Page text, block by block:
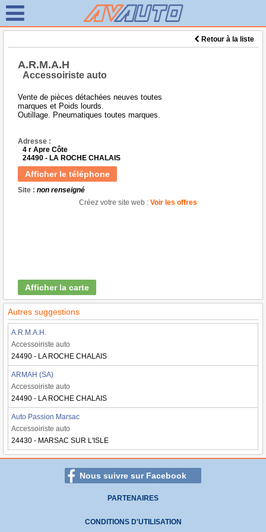
Retour à la liste
A.R.M.A.H
Accessoiriste auto
Vente de pièces détachées neuves toutes
marques et Poids lourds.
Outillage. Pneumatiques toutes marques.
Adresse :
4 r Apre Côte
24490 - LA ROCHE CHALAIS
Afficher le téléphone
Site : non renseigné
Créez votre site web : Voir les offres
Afficher la carte
Autres suggestions
A.R.M.A.H.
Accessoiriste auto
24490 - LA ROCHE CHALAIS
ARMAH (SA)
Accessoiriste auto
24490 - LA ROCHE CHALAIS
Auto Passion Marsac
Accessoiriste auto
24430 - MARSAC SUR L'ISLE
Nous suivre sur Facebook
PARTENAIRES
CONDITIONS D'UTILISATION